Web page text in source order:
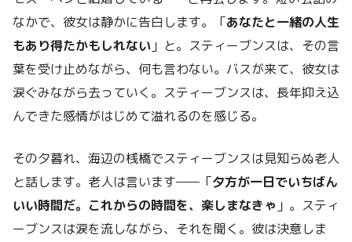
なかで、彼女は静かに告白します。「あなたと一緒の人生
もあり得たかもしれない 」と。スティーブンスは、その言
葉を受け止めながら、何も言わない。バスが来て、彼女は
涙ぐみながら去っていく。スティーブンスは、長年抑え込
んできた感情がはじめて溢れるのを感じる。
その夕暮れ、海辺の桟橋でスティーブンスは見知らぬ老人
と話します。老人は言います——「夕方が一日でいちばん
いい時間だ。これからの時間を、楽しまなきゃ 」。スティ
ーブンスは涙を流しながら、それを聞く。彼は決意しま